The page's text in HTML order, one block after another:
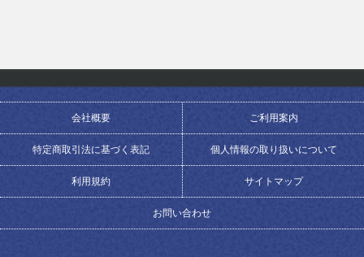
会社概要 ご利用案内
特定商取引法に基づく表記 個人情報の取り扱いについて
利用規約 サイトマップ
お問い合わせ